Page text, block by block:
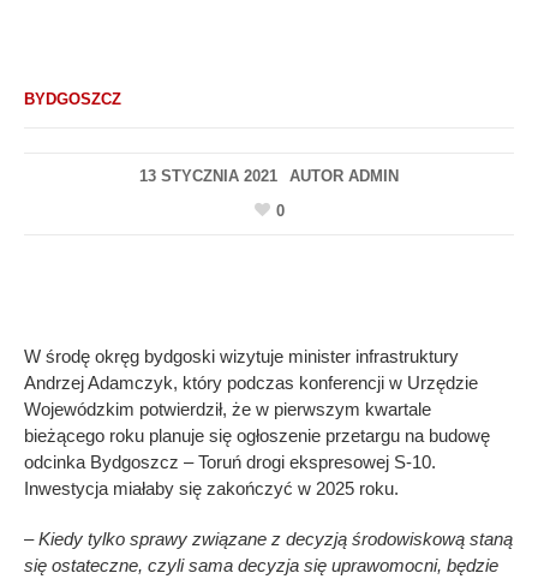
BYDGOSZCZ
13 STYCZNIA 2021 AUTOR ADMIN
0
W środę okręg bydgoski wizytuje minister infrastruktury
Andrzej Adamczyk, który podczas konferencji w Urzędzie
Wojewódzkim potwierdził, że w pierwszym kwartale
bieżącego roku planuje się ogłoszenie przetargu na budowę
odcinka Bydgoszcz – Toruń drogi ekspresowej S-10.
Inwestycja miałaby się zakończyć w 2025 roku.
– Kiedy tylko sprawy związane z decyzją środowiskową staną
się ostateczne, czyli sama decyzja się uprawomocni, będzie